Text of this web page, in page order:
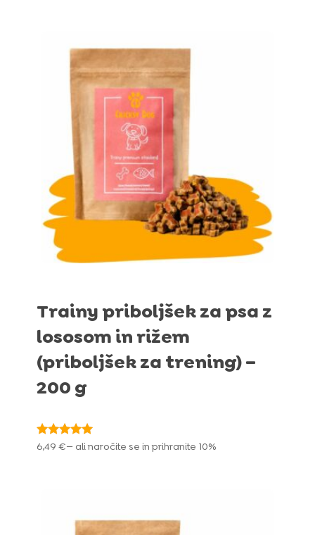
Trainy priboljšek za psa z
lososom in rižem
(priboljšek za trening) –
200 g
Ocenjeno
6,49 €— ali naročite se in prihranite 10%